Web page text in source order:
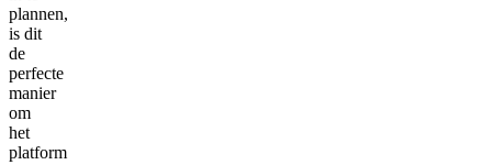
plannen,
is dit
de
perfecte
manier
om
het
platform